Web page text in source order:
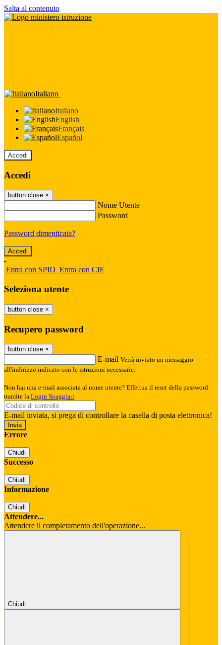
Salta al contenuto
Italiano
Italiano
English
Français
Español
Accedi
Accedi
button close ×
Nome Utente
Password
Password dimenticata?
-
Entra con SPID Entra con CIE
Seleziona utente
button close ×
Recupero password
button close ×
E-mail Verrà inviato un messaggio
all'indirizzo indicato con le istruzioni necessarie.
Non hai una e-mail associata al nome utente? Effettua il reset della password
tramite la Login Spaggiari
E-mail inviata, si prega di controllare la casella di posta elettronica!
Errore
Chiudi
Successo
Chiudi
Informazione
Chiudi
Attendere...
Attendere il completamento dell'operazione...
Chiudi